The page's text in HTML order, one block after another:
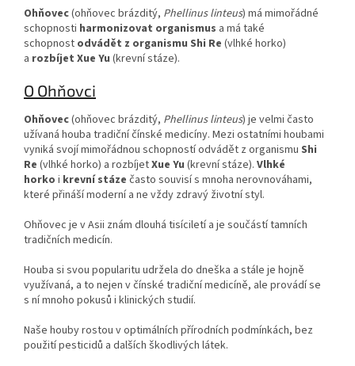
Ohňovec(ohňovec brázditý, Phellinus linteus) má mimořádné
schopnosti harmonizovat organismus a má také
schopnost odvádět z organismu Shi Re (vlhké horko)
a rozbíjet Xue Yu (krevní stáze).
O Ohňovci
Ohňovec(ohňovec brázditý, Phellinus linteus) je velmi často
užívaná houba tradiční čínské medicíny. Mezi ostatními houbami
vyniká svojí mimořádnou schopností odvádět z organismu Shi
Re (vlhké horko) a rozbíjetXue Yu (krevní stáze). Vlhké
horko i krevní stáze často souvisí s mnoha nerovnováhami,
které přináší moderní a ne vždy zdravý životní styl.
Ohňovec je v Asii znám dlouhá tisíciletí a je součástí tamních
tradičních medicín.
Houba si svou popularitu udržela do dneška a stále je hojně
využívaná, a to nejen v čínské tradiční medicíně, ale provádí se
s ní mnoho pokusů i klinických studií.
Naše houby rostou v optimálních přírodních podmínkách, bez
použití pesticidů a dalších škodlivých látek.